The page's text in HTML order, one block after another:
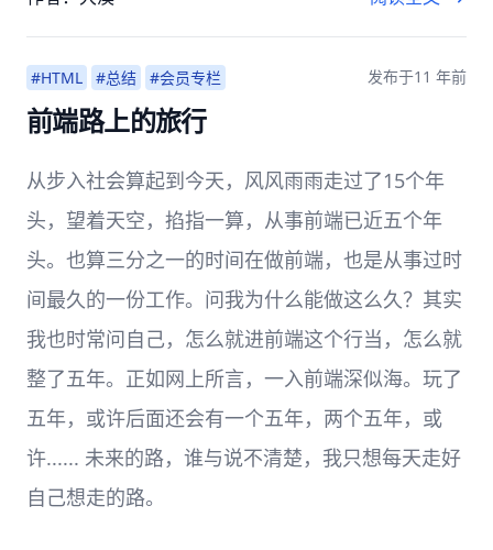
#HTML #总结 #会员专栏 发布于11 年前
前端路上的旅行
从步入社会算起到今天，风风雨雨走过了15个年
头，望着天空，掐指一算，从事前端已近五个年
头。也算三分之一的时间在做前端，也是从事过时
间最久的一份工作。问我为什么能做这么久？其实
我也时常问自己，怎么就进前端这个行当，怎么就
整了五年。正如网上所言，一入前端深似海。玩了
五年，或许后面还会有一个五年，两个五年，或
许...... 未来的路，谁与说不清楚，我只想每天走好
自己想走的路。